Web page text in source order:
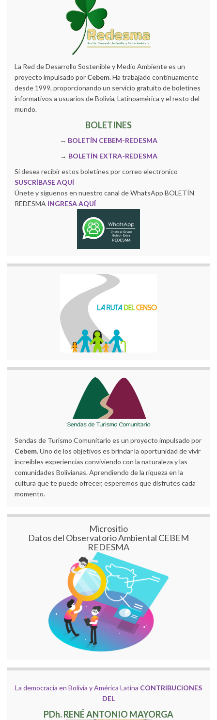
La Red de Desarrollo Sostenible y Medio Ambiente es un
proyecto impulsado por Cebem. Ha trabajado continuamente
desde 1999, proporcionando un servicio gratuito de boletines
informativos a usuarios de Bolivia, Latinoamérica y el resto del
mundo.
BOLETINES
→ BOLETÍN CEBEM-REDESMA
→ BOLETÍN EXTRA-REDESMA
Si desea recibir estos boletines por correo electronico
SUSCRÍBASE AQUÍ
Únete y siguenos en nuestro canal de WhatsApp BOLETÍN
REDESMA INGRESA AQUÍ
Sendas de Turismo Comunitario es un proyecto impulsado por
Cebem. Uno de los objetivos es brindar la oportunidad de vivir
increíbles experiencias conviviendo con la naturaleza y las
comunidades Bolivianas. Aprendiendo de la riqueza en la
cultura que te puede ofrecer, esperemos que disfrutes cada
momento.
Micrositio
Datos del Observatorio Ambiental CEBEM
REDESMA
La democracia en Bolivia y América Latina CONTRIBUCIONES
DEL
PDh. RENÉ ANTONIO MAYORGA